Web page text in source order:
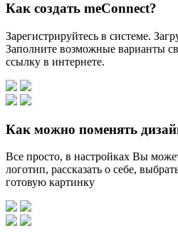
Как создать meConnect?
Зарегистрируйтесь в системе.
Заполните возможные варианты
ссылку в интернете.
Как можно поменять
Все просто, в настройках Вы
логотип, рассказать о себе,
готовую картинку